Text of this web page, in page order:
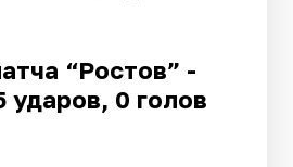
“Ростов” -
0 голов